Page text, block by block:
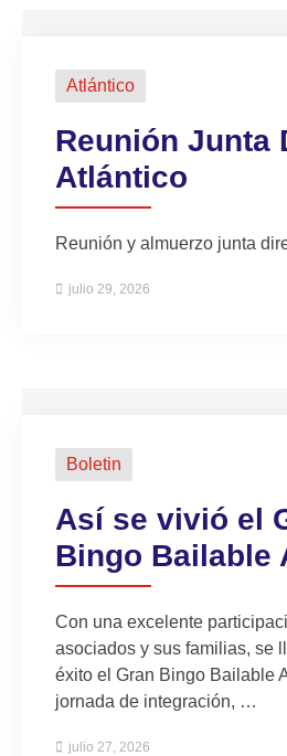
Atlántico
Reunión Junta
Atlántico
Reunión y almuerzo junta
julio 29, 2026
Boletin
Así se vivió el
Bingo Bailable
Con una excelente
asociados y sus familias, se
éxito el Gran Bingo Bailable
jornada de integración, …
julio 27, 2026